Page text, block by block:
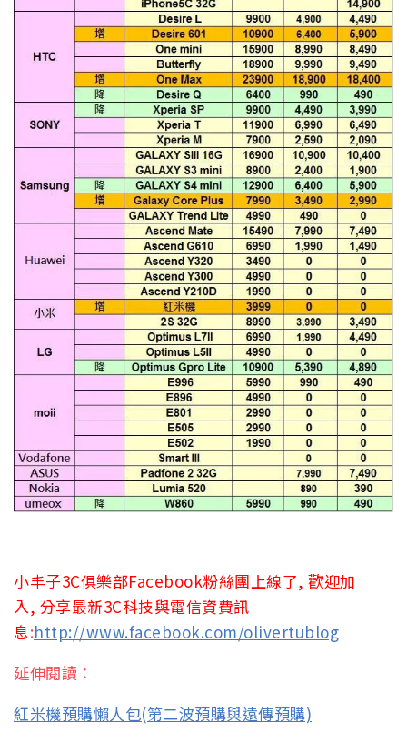
小丰子3C俱樂部Facebook粉絲團上線了, 歡迎加
入, 分享最新3C科技與電信資費訊
息:http://www.facebook.com/olivertublog
延伸閱讀：
紅米機預購懶人包(第二波預購與遠傳預購)